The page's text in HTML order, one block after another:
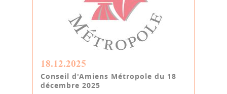
18.12.2025
Conseil d'Amiens Métropole du 18
décembre 2025